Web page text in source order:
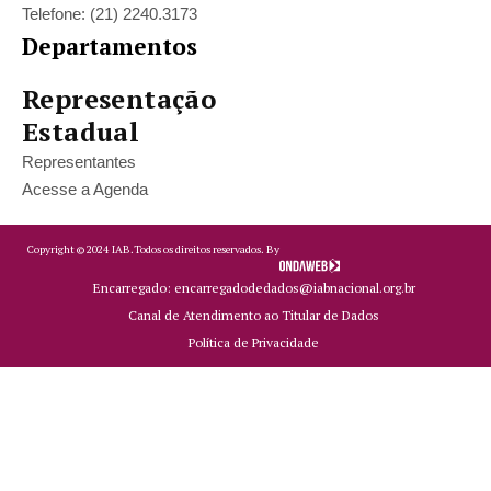
Telefone: (21) 2240.3173
Departamentos
Representação
Estadual
Representantes
Acesse a Agenda
Copyright ©2024 IAB.Todos os direitos reservados. By
Encarregado: encarregadodedados@iabnacional.org.br
Canal de Atendimento ao Titular de Dados
Política de Privacidade